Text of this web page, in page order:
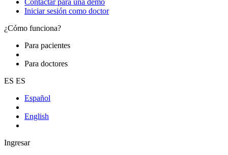
Contactar para una demo
Iniciar sesión como doctor
¿Cómo funciona?
Para pacientes
Para doctores
ES ES
Español
English
Ingresar